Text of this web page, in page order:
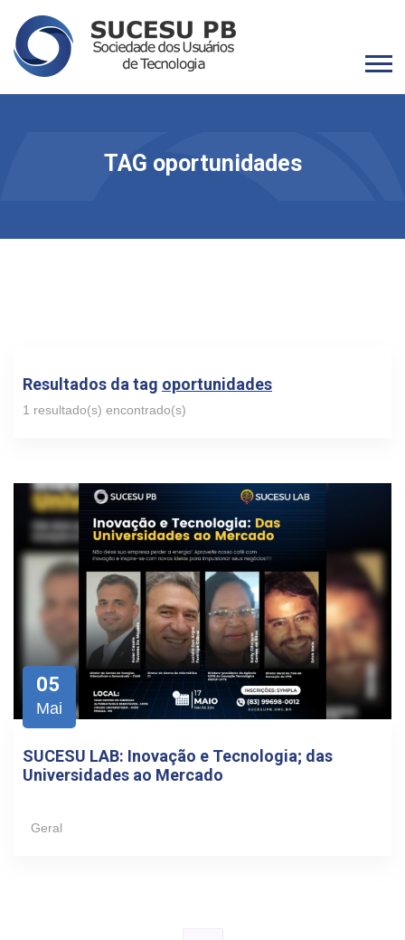
TAG oportunidades
Resultados da tag oportunidades
1 resultado(s) encontrado(s)
05
Mai
SUCESU LAB: Inovação e Tecnologia; das
Universidades ao Mercado
Geral